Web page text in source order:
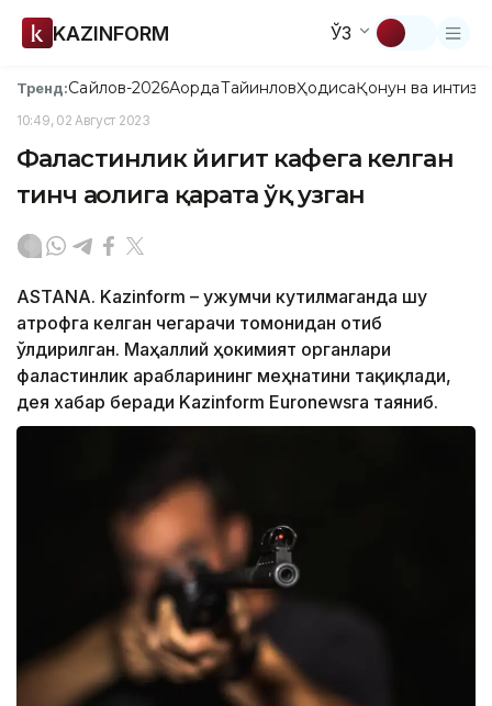
KAZINFORM ЎЗ
Тренд:Сайлов-2026АқордаТайинловҲодисаҚонун ва
10:49, 02 Август 2023
Фаластинлик йигит кафега келган
тинч аҳолига қарата ўқ узган
ASTANA. Kazinform – Ҳужумчи кутилмаганда шу
атрофга келган чегарачи томонидан отиб
ўлдирилган. Маҳаллий ҳокимият органлари
фаластинлик арабларининг меҳнатини тақиқлади,
дея хабар беради Kazinform Еuronewsга таяниб.